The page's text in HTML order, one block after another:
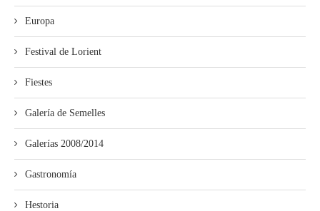
Europa
Festival de Lorient
Fiestes
Galería de Semelles
Galerías 2008/2014
Gastronomía
Hestoria